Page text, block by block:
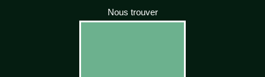
Nous trouver